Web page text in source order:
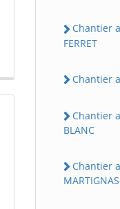
Chantier
FERRET
Chantier
Chantier
BLANC
Chantier